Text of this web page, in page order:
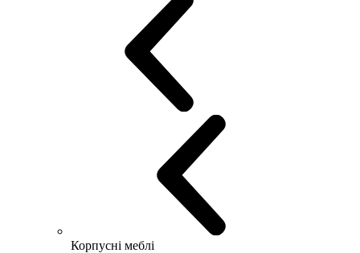
Корпусні меблі